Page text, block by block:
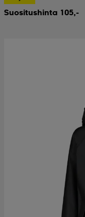
Suositushinta 105,-